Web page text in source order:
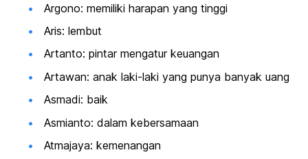
Argono: memiliki harapan yang tinggi
Aris: lembut
Artanto: pintar mengatur keuangan
Artawan: anak laki-laki yang punya banyak uang
Asmadi: baik
Asmianto: dalam kebersamaan
Atmajaya: kemenangan